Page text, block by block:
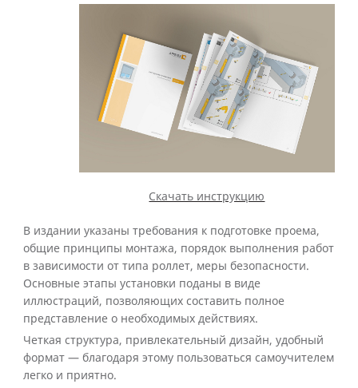
Скачать инструкцию
В издании указаны требования к подготовке проема,
общие принципы монтажа, порядок выполнения работ
в зависимости от типа роллет, меры безопасности.
Основные этапы установки поданы в виде
иллюстраций, позволяющих составить полное
представление о необходимых действиях.
Четкая структура, привлекательный дизайн, удобный
формат — благодаря этому пользоваться самоучителем
легко и приятно.